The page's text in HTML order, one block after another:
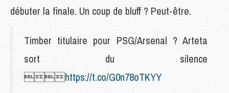
débuter la finale. Un coup de bluff ? Peut-être.
Timber titulaire pour PSG/Arsenal ? Arteta
sort du silence
https://t.co/G0n78oTKYY